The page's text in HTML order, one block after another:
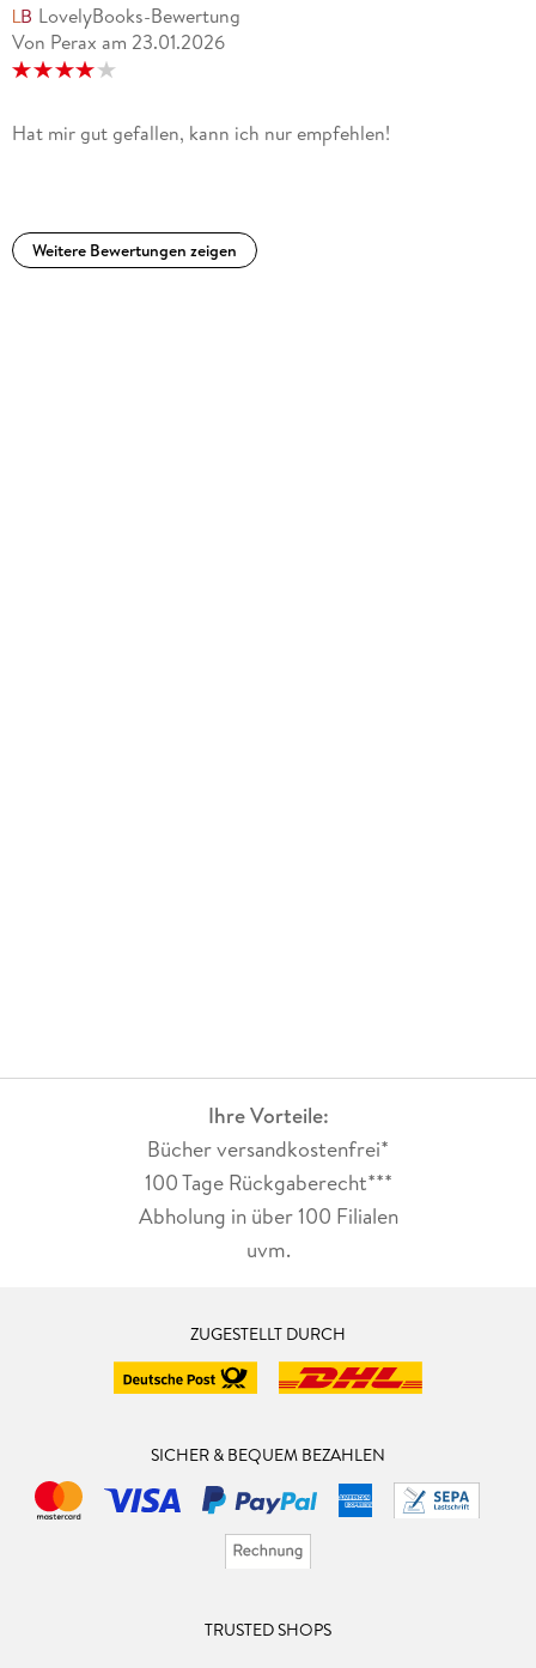
LovelyBooks-Bewertung
Von Perax am 23.01.2026
Hat mir gut gefallen, kann ich nur empfehlen!
Weitere Bewertungen zeigen
Ihre Vorteile:
Bücher versandkostenfrei*
100 Tage Rückgaberecht***
Abholung in über 100 Filialen
uvm.
ZUGESTELLT DURCH
SICHER & BEQUEM BEZAHLEN
TRUSTED SHOPS